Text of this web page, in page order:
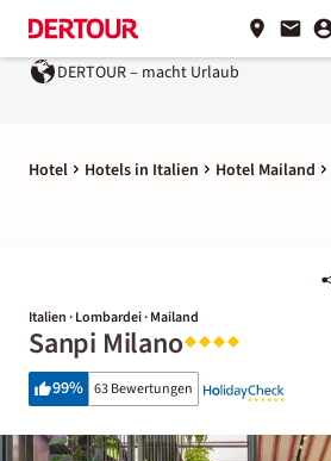
DERTOUR – macht Urlaub
Hotel Hotels in Italien Hotel Mailand
Italien · Lombardei · Mailand
Sanpi Milano
99% 63 Bewertungen